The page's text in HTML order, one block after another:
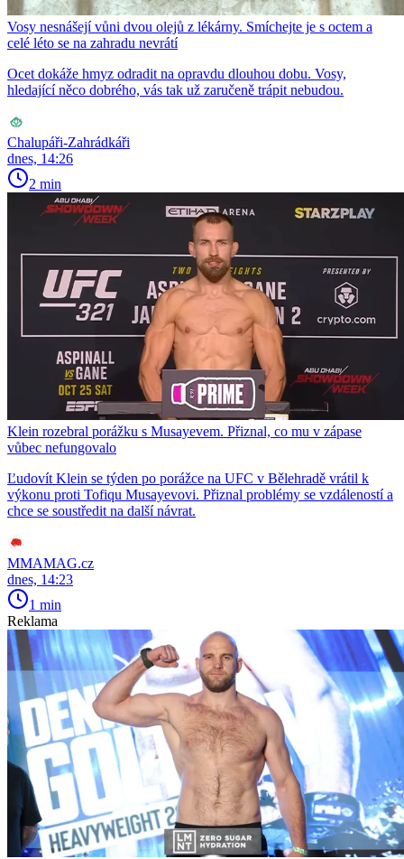
Vosy nesnášejí vůni dvou olejů z lékárny. Smíchejte je s octem a
celé léto se na zahradu nevrátí
Ocet dokáže hmyz odradit na opravdu dlouhou dobu. Vosy,
hledající něco dobrého, vás tak už zaručeně trápit nebudou.
Chalupáři-Zahrádkáři
dnes, 14:26
2 min
Klein rozebral porážku s Musayevem. Přiznal, co mu v zápase
vůbec nefungovalo
Ľudovít Klein se týden po porážce na UFC v Bělehradě vrátil k
výkonu proti Tofiqu Musayevovi. Přiznal problémy se vzdáleností a
chce se soustředit na další návrat.
MMAMAG.cz
dnes, 14:23
1 min
Reklama